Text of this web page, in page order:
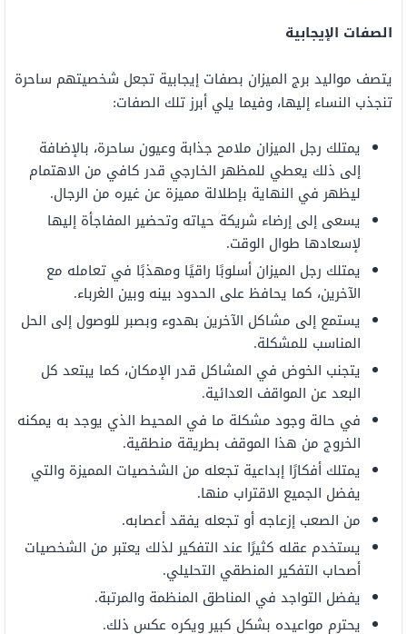
الصفات الإيجابية
يتصف مواليد برج الميزان بصفات إيجابية تجعل شخصيتهم ساحرة
تنجذب النساء إليها، وفيما يلي أبرز تلك الصفات:
يمتلك رجل الميزان ملامح جذابة وعيون ساحرة، بالإضافة
إلى ذلك يعطي للمظهر الخارجي قدر كافي من الاهتمام
ليظهر في النهاية بإطلالة مميزة عن غيره من الرجال.
يسعى إلى إرضاء شريكة حياته وتحضير المفاجأة إليها
لإسعادها طوال الوقت.
يمتلك رجل الميزان أسلوبًا راقيًا ومهذبًا في تعامله مع
الآخرين، كما يحافظ على الحدود بينه وبين الغرباء.
يستمع إلى مشاكل الآخرين بهدوء وبصبر للوصول إلى الحل
المناسب للمشكلة.
يتجنب الخوض في المشاكل قدر الإمكان، كما يبتعد كل
البعد عن المواقف العدائية.
في حالة وجود مشكلة ما في المحيط الذي يوجد به يمكنه
الخروج من هذا الموقف بطريقة منطقية.
يمتلك أفكارًا إبداعية تجعله من الشخصيات المميزة والتي
يفضل الجميع الاقتراب منها.
من الصعب إزعاجه أو تجعله يفقد أعصابه.
يستخدم عقله كثيرًا عند التفكير لذلك يعتبر من الشخصيات
أصحاب التفكير المنطقي التحليلي.
يفضل التواجد في المناطق المنظمة والمرتبة.
يحترم مواعيده بشكل كبير ويكره عكس ذلك.